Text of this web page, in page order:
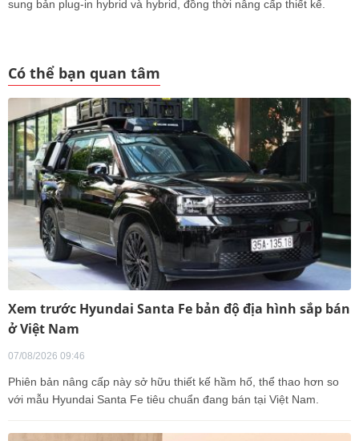
sung bản plug-in hybrid và hybrid, đồng thời nâng cấp thiết kế.
Có thể bạn quan tâm
Xem trước Hyundai Santa Fe bản độ địa hình sắp bán
ở Việt Nam
07/08/2026 09:46
Phiên bản nâng cấp này sở hữu thiết kế hầm hố, thể thao hơn so
với mẫu Hyundai Santa Fe tiêu chuẩn đang bán tại Việt Nam.